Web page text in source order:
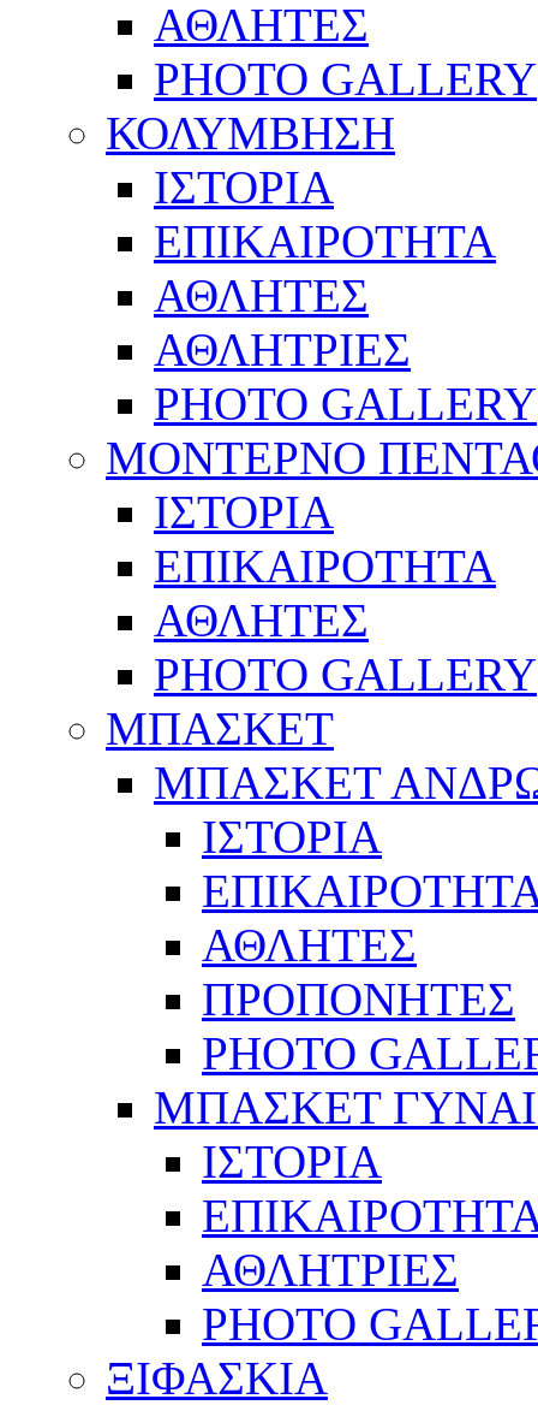
ΑΘΛΗΤΕΣ
PHOTO GALLERY
ΚΟΛΥΜΒΗΣΗ
ΙΣΤΟΡΙΑ
ΕΠΙΚΑΙΡΟΤΗΤΑ
ΑΘΛΗΤΕΣ
ΑΘΛΗΤΡΙΕΣ
PHOTO GALLERY
ΜΟΝΤΕΡΝΟ
ΙΣΤΟΡΙΑ
ΕΠΙΚΑΙΡΟΤΗΤΑ
ΑΘΛΗΤΕΣ
PHOTO GALLERY
ΜΠΑΣΚΕΤ
ΜΠΑΣΚΕΤ
ΙΣΤΟΡΙΑ
ΑΘΛΗΤΕΣ
ΠΡΟΠΟΝΗΤΕΣ
PHOTO
ΜΠΑΣΚΕΤ
ΙΣΤΟΡΙΑ
ΑΘΛΗΤΡΙΕΣ
PHOTO
ΞΙΦΑΣΚΙΑ